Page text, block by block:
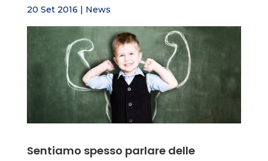
20 Set 2016 | News
Sentiamo spesso parlare delle